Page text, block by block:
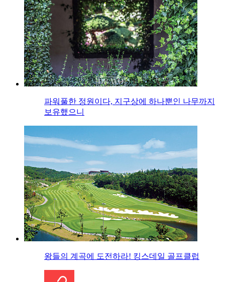
파워풀한 정원이다, 지구상에 하나뿐인 나무까지
보유했으니
왕들의 계곡에 도전하라! 킹스데일 골프클럽